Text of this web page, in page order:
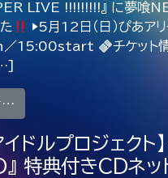
LIVE !!!!!!!!!』 に夢喰
▶︎5月12日（日）ぴあ
／15:00start
チケット
…
イドルプロジェクト
特典付きCDネッ